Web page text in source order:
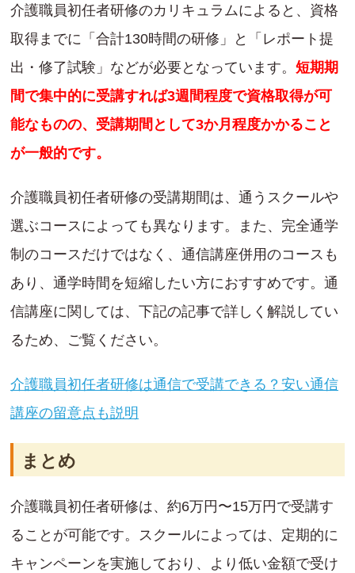
介護職員初任者研修のカリキュラムによると、資格
取得までに「合計130時間の研修」と「レポート提
出・修了試験」などが必要となっています。 短期期
間で集中的に受講すれば3週間程度で資格取得が可
能なものの、受講期間として3か月程度かかること
が一般的です。
介護職員初任者研修の受講期間は、通うスクールや
選ぶコースによっても異なります。また、完全通学
制のコースだけではなく、通信講座併用のコースも
あり、通学時間を短縮したい方におすすめです。通
信講座に関しては、下記の記事で詳しく解説してい
るため、ご覧ください。
介護職員初任者研修は通信で受講できる？安い通信
講座の留意点も説明
まとめ
介護職員初任者研修は、約6万円〜15万円で受講す
ることが可能です。スクールによっては、定期的に
キャンペーンを実施しており、より低い金額で受け